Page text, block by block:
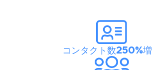
コンタクト数250%増